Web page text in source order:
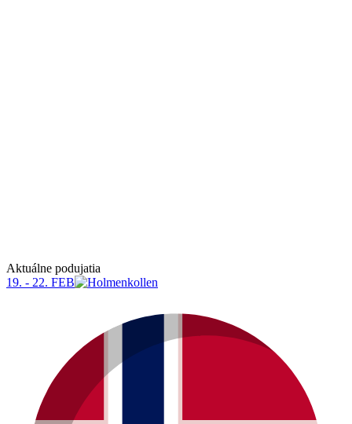
Aktuálne podujatia
19. - 22. FEB